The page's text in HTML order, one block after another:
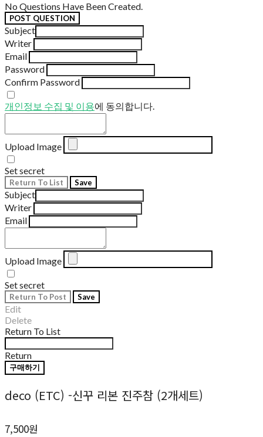
No Questions Have Been Created.
POST QUESTION
Subject
Writer
Email
Password
Confirm Password
개인정보 수집 및 이용에 동의합니다.
Upload Image
Set secret
Return To List Save
Subject
Writer
Email
Upload Image
Set secret
Return To Post Save
Edit
Delete
Return To List
Return
구매하기
deco (ETC) -신꾸 리본 진주참 (2개세트)
7,500원